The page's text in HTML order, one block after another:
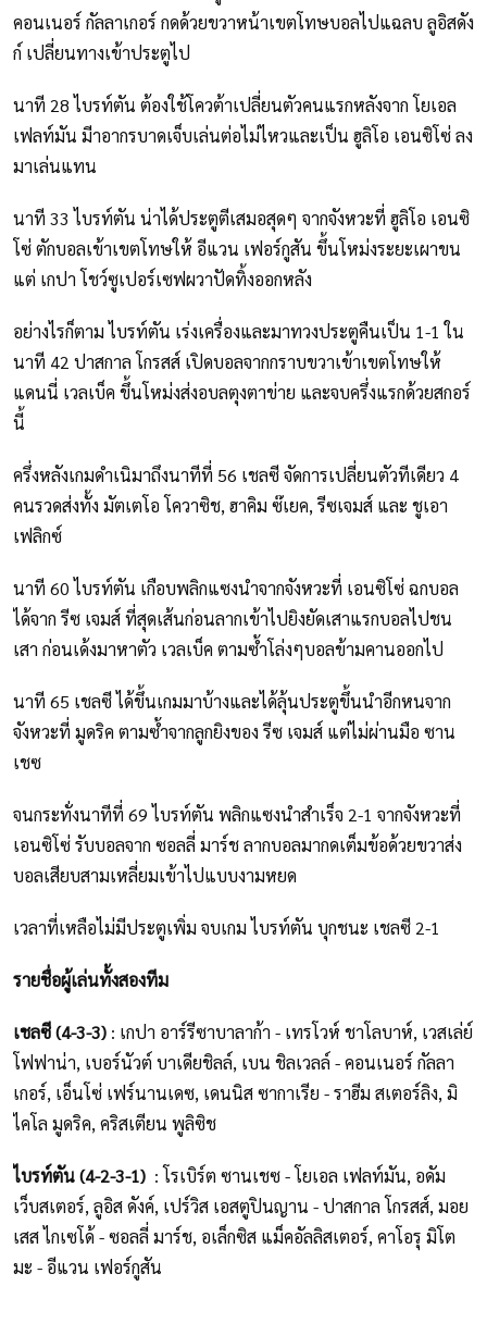
คอนเนอร์ กัลลาเกอร์ กดด้วยขวาหน้าเขตโทษบอลไปแฉลบ ลูอิสดัง
ก์ เปลี่ยนทางเข้าประตูไป
นาที 28 ไบรท์ตัน ต้องใช้โควต้าเปลี่ยนตัวคนแรกหลังจาก โยเอล
เฟลท์มัน มีาอากรบาดเจ็บเล่นต่อไม่ไหวและเป็น ฮูลิโอ เอนซิโซ่ ลง
มาเล่นแทน
นาที 33 ไบรท์ตัน น่าได้ประตูตีเสมอสุดๆ จากจังหวะที่ ฮูลิโอ เอนซิ
โซ่ ตักบอลเข้าเขตโทษให้ อีแวน เฟอร์กูสัน ขึ้นโหม่งระยะเผาขน
แต่ เกปา โชว์ซูเปอร์เซฟผวาปัดทิ้งออกหลัง
อย่างไรก็ตาม ไบรท์ตัน เร่งเครื่องและมาทวงประตูคืนเป็น 1-1 ใน
นาที 42 ปาสกาล โกรสส์ เปิดบอลจากกราบขวาเข้าเขตโทษให้
แดนนี่ เวลเบ็ค ขึ้นโหม่งส่งอบลตุงตาข่าย และจบครึ่งแรกด้วยสกอร์
นี้
ครึ่งหลังเกมดำเนิมาถึงนาทีที่ 56 เชลซี จัดการเปลี่ยนตัวทีเดียว 4
คนรวดส่งทั้ง มัตเตโอ โควาซิช, ฮาคิม ซ๊เยค, รีซเจมส์ และ ชูเอา
เฟลิกซ์
นาที 60 ไบรท์ตัน เกือบพลิกแซงนำจากจังหวะที่ เอนซิโซ่ ฉกบอล
ได้จาก รีซ เจมส์ ที่สุดเส้นก่อนลากเข้าไปยิงยัดเสาแรกบอลไปชน
เสา ก่อนเด้งมาหาตัว เวลเบ็ค ตามซ้ำโล่งๆบอลข้ามคานออกไป
นาที 65 เชลซี ได้ขึ้นเกมมาบ้างและได้ลุ้นประตูขึ้นนำอีกหนจาก
จังหวะที่ มูดริค ตามซ้ำจากลูกยิงของ รีซ เจมส์ แต่ไม่ผ่านมือ ซาน
เชซ
จนกระทั่งนาทีที่ 69 ไบรท์ตัน พลิกแซงนำสำเร็จ 2-1 จากจังหวะที่
เอนซิโซ่ รับบอลจาก ซอลลี่ มาร์ช ลากบอลมากดเต็มข้อด้วยขวาส่ง
บอลเสียบสามเหลี่ยมเข้าไปแบบงามหยด
เวลาที่เหลือไม่มีประตูเพิ่ม จบเกม ไบรท์ตัน บุกชนะ เชลซี 2-1
รายชื่อผู้เล่นทั้งสองทีม
เชลซี (4-3-3) : เกปา อาร์รีซาบาลาก้า - เทรโวห์ ชาโลบาห์, เวสเล่ย์
โฟฟาน่า, เบอร์นัวต์ บาเดียชิลล์, เบน ชิลเวลล์ - คอนเนอร์ กัลลา
เกอร์, เอ็นโซ่ เฟร์นานเดซ, เดนนิส ซากาเรีย - ราฮีม สเตอร์ลิง, มิ
ไคโล มูดริค, คริสเตียน พูลิซิช
ไบรท์ตัน (4-2-3-1) : โรเบิร์ต ซานเชซ - โยเอล เฟลท์มัน, อดัม
เว็บสเตอร์, ลูอิส ดังค์, เปร์วิส เอสตูปินญาน - ปาสกาล โกรสส์, มอย
เสส ไกเซโด้ - ซอลลี่ มาร์ช, อเล็กซิส แม็คอัลลิสเตอร์, คาโอรุ มิโต
มะ - อีแวน เฟอร์กูสัน